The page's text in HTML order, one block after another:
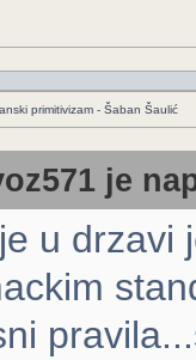
primitivizam - Šaban Šaulić
je
u drzavi